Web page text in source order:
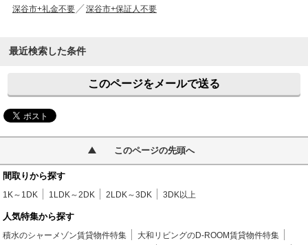
深谷市+礼金不要
深谷市+保証人不要
最近検索した条件
このページをメールで送る
このページの先頭へ
間取りから探す
1K～1DK 1LDK～2DK 2LDK～3DK 3DK以上
人気特集から探す
積水のシャーメゾン賃貸物件特集
大和リビングのD-ROOM賃貸物件特集